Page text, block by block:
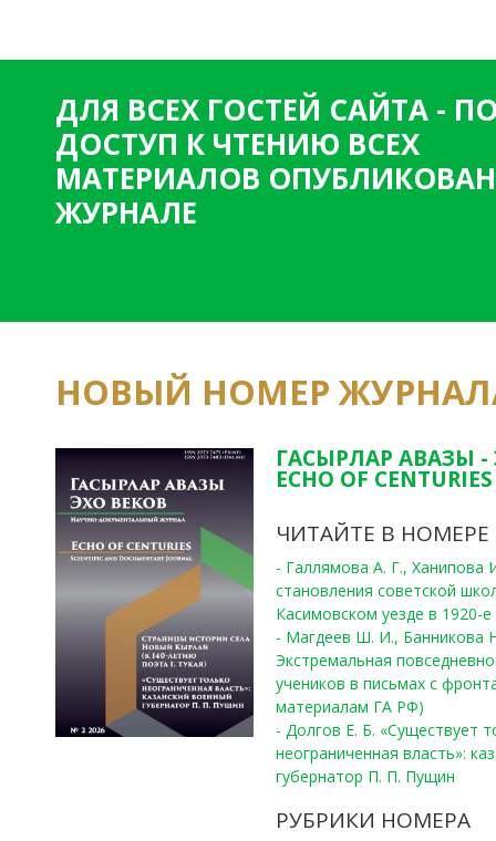
р
а
н
и
ц
ДЛЯ ВСЕХ ГОСТЕЙ САЙТА -
ДОСТУП К ЧТЕНИЮ ВСЕХ
МАТЕРИАЛОВ
ЖУРНАЛЕ
НОВЫЙ НОМЕР
ГАСЫРЛАР АВАЗЫ -
ECHO OF
ЧИТАЙТЕ В НОМЕРЕ
- Галлямова А. Г.,
становления советской
Касимовском уезде в 1920-е
- Магдеев Ш. И., Банникова
Экстремальная
учеников в письмах с
материалам ГА РФ)
- Долгов Е. Б. «Существует
неограниченная власть»:
губернатор П. П. Пущин
РУБРИКИ НОМЕРА